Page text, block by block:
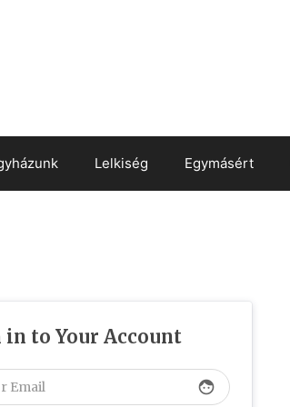
Lelkiség Egymásért
in to Your Account
face